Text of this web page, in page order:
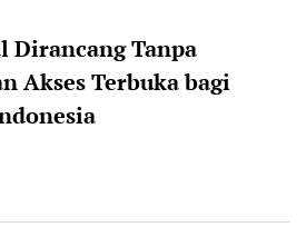
Dirancang Tanpa
Akses Terbuka bagi